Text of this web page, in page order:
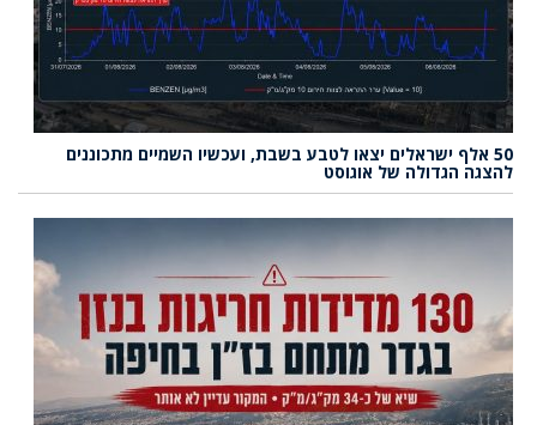
50 אלף ישראלים יצאו לטבע בשבת, ועכשיו השמיים מתכוננים
להצגה הגדולה של אוגוסט